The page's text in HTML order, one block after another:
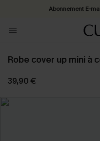
Abonnement E-
Robe cover up mini à
39,90 €